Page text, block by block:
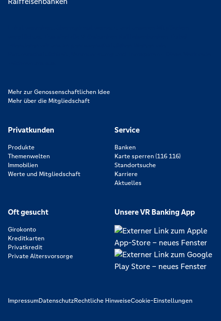
Mehr zur Genossenschaftlichen Idee
Mehr über die Mitgliedschaft
Privatkunden
Produkte
Themenwelten
Immobilien
Werte und Mitgliedschaft
Service
Banken
Karte sperren (116 116)
Standortsuche
Karriere
Aktuelles
Oft gesucht
Girokonto
Kreditkarten
Privatkredit
Private Altersvorsorge
Unsere VR Banking App
ImpressumDatenschutzRechtliche HinweiseCookie-Einstellungen